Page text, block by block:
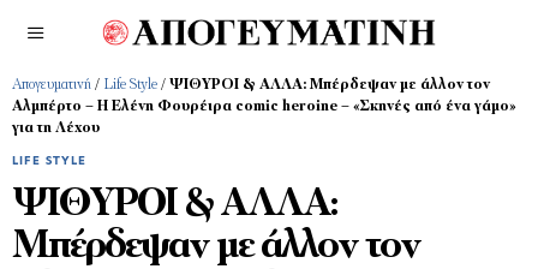
Απογευματινή / Life Style / ΨΙΘΥΡΟΙ & ΑΛΛΑ: Μπέρδεψαν με άλλον τον
Αλμπέρτο – Η Ελένη Φουρέιρα comic heroine – «Σκηνές από ένα γάμο»
για τη Λέχου
LIFE STYLE
ΨΙΘΥΡΟΙ & ΑΛΛΑ:
Μπέρδεψαν με άλλον τον